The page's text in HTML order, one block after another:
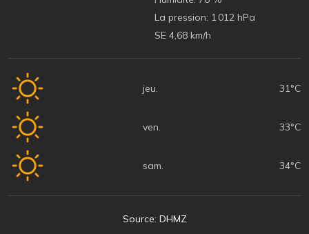
La pression: 1 012 hPa
SE 4,68 km/h
jeu. 31°C
ven. 33°C
sam. 34°C
Source: DHMZ